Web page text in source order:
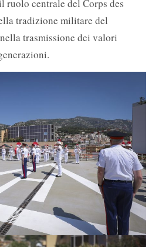
ruolo centrale del Corps des
tradizione militare del
trasmissione dei valori